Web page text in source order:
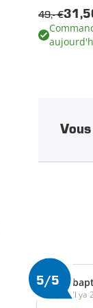
49,- €
5/5
Il ya